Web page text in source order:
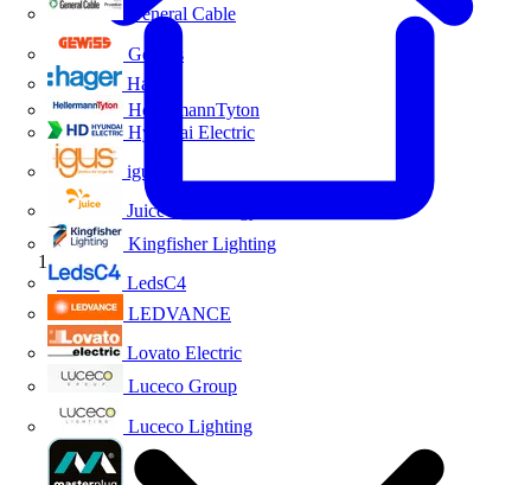
General Cable
Gewiss
Hager
HellermannTyton
Hyundai Electric
igus
Juice Technology
Kingfisher Lighting
LedsC4
LEDVANCE
Lovato Electric
Luceco Group
Luceco Lighting
Inicio